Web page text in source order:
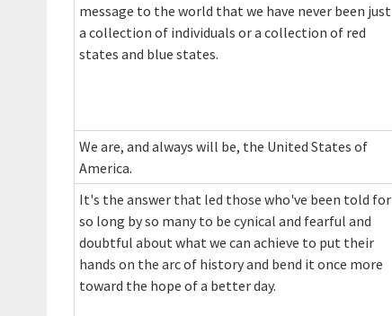
message to the world that we have never been just
a collection of individuals or a collection of red
states and blue states.
We are, and always will be, the United States of
America.
It's the answer that led those who've been told for
so long by so many to be cynical and fearful and
doubtful about what we can achieve to put their
hands on the arc of history and bend it once more
toward the hope of a better day.